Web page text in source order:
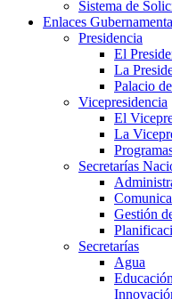
Sistema de
Enlaces
Presidencia
El
La
Palacio
Vicepresidencia
El
La
Secretarías
Gestión
Secretarías
Agua